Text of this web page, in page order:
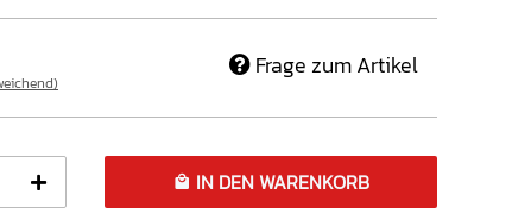
Frage zum Artikel
IN DEN WARENKORB